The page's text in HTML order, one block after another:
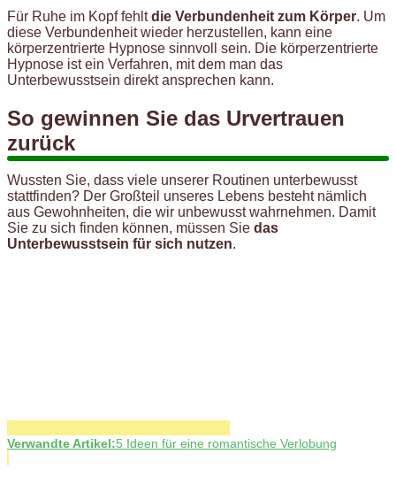
Für Ruhe im Kopf fehltdie Verbundenheit zum Körper. Um
diese Verbundenheit wieder herzustellen, kann eine
körperzentrierte Hypnose sinnvoll sein. Die körperzentrierte
Hypnose ist ein Verfahren, mit dem man das
Unterbewusstsein direkt ansprechen kann.
So gewinnen Sie das Urvertrauen
zurück
Wussten Sie, dass viele unserer Routinen unterbewusst
stattfinden? Der Großteil unseres Lebens besteht nämlich
aus Gewohnheiten, die wir unbewusst wahrnehmen. Damit
Sie zu sich finden können, müssen Sie das
Unterbewusstsein für sich nutzen.
Verwandte Artikel:5 Ideen für eine romantische Verlobung